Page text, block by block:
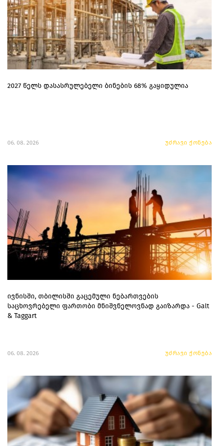
2027 წელს დასასრულებელი ბინების 68% გაყიდულია
06. 08. 2026 უძრავი ქონება
ივნისში, თბილისში გაცემული ნებართვების
საცხოვრებელი ფართობი მნიშვნელოვნად გაიზარდა - Galt
& Taggart
06. 08. 2026 უძრავი ქონება